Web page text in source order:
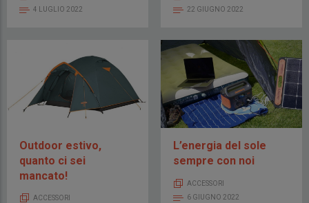
4 LUGLIO 2022
22 GIUGNO 2022
Outdoor estivo,
quanto ci sei
mancato!
ACCESSORI
L’energia del sole
sempre con noi
ACCESSORI
6 GIUGNO 2022